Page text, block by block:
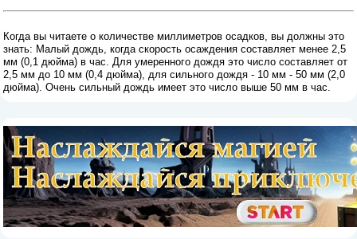
Когда вы читаете о количестве миллиметров осадков, вы должны это
знать: Малый дождь, когда скорость осаждения составляет менее 2,5
мм (0,1 дюйма) в час. Для умеренного дождя это число составляет от
2,5 мм до 10 мм (0,4 дюйма), для сильного дождя - 10 мм - 50 мм (2,0
дюйма). Очень сильный дождь имеет это число выше 50 мм в час.